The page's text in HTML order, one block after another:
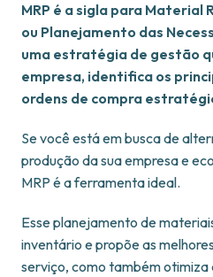
MRP é a sigla para Material
ou Planejamento das
uma estratégia de gestão
empresa, identifica os
ordens de compra
Se você está em busca de
produção da sua empresa e
MRP é a ferramenta ideal.
Esse planejamento de
inventário e propõe as
serviço, como também otimiza